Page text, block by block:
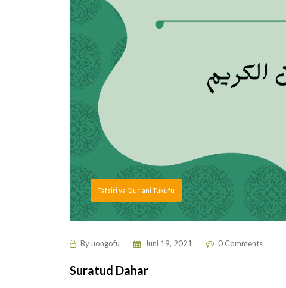
Tafsiri ya Qur’ani Tukufu
Byuongofu Juni 19, 2021 0 Comments
Suratud Dahar